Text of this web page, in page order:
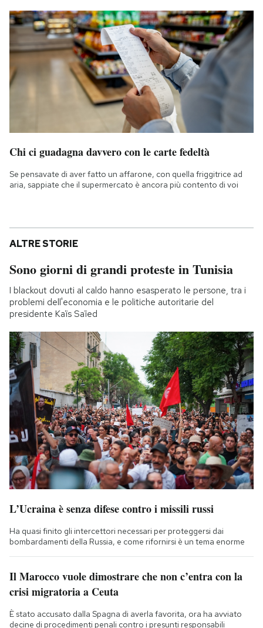
Chi ci guadagna davvero con le carte fedeltà
Se pensavate di aver fatto un affarone, con quella friggitrice ad
aria, sappiate che il supermercato è ancora più contento di voi
ALTRE STORIE
Sono giorni di grandi proteste in Tunisia
I blackout dovuti al caldo hanno esasperato le persone, tra i
problemi dell'economia e le politiche autoritarie del
presidente Kaïs Saïed
L’Ucraina è senza difese contro i missili russi
Ha quasi finito gli intercettori necessari per proteggersi dai
bombardamenti della Russia, e come rifornirsi è un tema enorme
Il Marocco vuole dimostrare che non c’entra con la
crisi migratoria a Ceuta
È stato accusato dalla Spagna di averla favorita, ora ha avviato
decine di procedimenti penali contro i presunti responsabili